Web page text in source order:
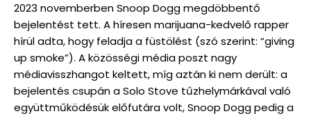
2023 novemberben Snoop Dogg megdöbbentő
bejelentést tett. A híresen marijuana-kedvelő rapper
hírül adta, hogy feladja a füstölést (szó szerint: “giving
up smoke”). A közösségi média poszt nagy
médiavisszhangot keltett, míg aztán ki nem derült: a
bejelentés csupán a Solo Stove tűzhelymárkával való
együttműködésük előfutára volt, Snoop Dogg pedig a